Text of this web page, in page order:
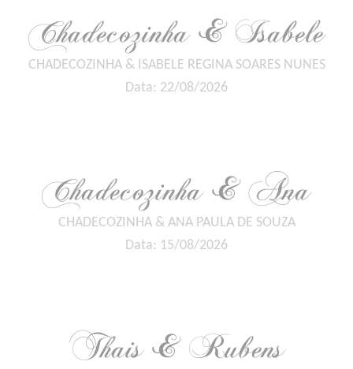
Chadecozinha & Isabele
CHADECOZINHA & ISABELE REGINA SOARES NUNES
Data: 22/08/2026
Chadecozinha & Ana
CHADECOZINHA & ANA PAULA DE SOUZA
Data: 15/08/2026
Thais & Rubens